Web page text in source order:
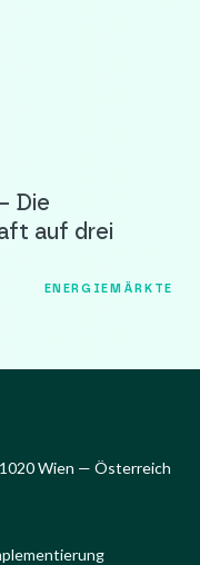
Die
auf drei
ENERGIEMÄRKTE
Wien — Österreich